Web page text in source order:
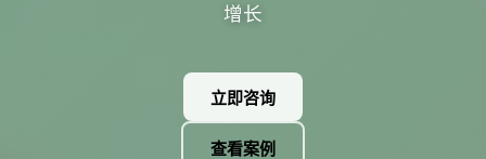
增长
立即咨询
查看案例